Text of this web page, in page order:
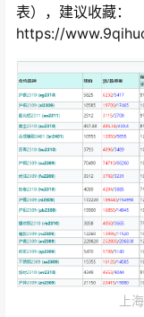
表），建议收藏：
https://
上